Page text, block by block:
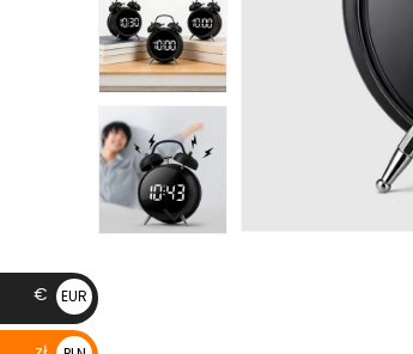
€
EUR
€